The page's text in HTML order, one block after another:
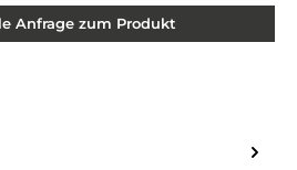
Anfrage zum Produkt